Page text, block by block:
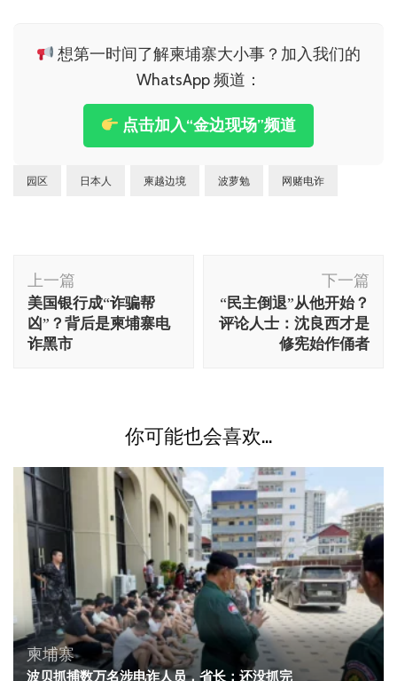
想第一时间了解柬埔寨大小事？加入我们的
WhatsApp 频道：
点击加入“金边现场”频道
园区 日本人 柬越边境 波萝勉 网赌电诈
博
文
导
航
上一篇
美国银行成“诈骗帮
凶”？背后是柬埔寨电
诈黑市
下一篇
“民主倒退”从他开始？
评论人士：沈良西才是
修宪始作俑者
你可能也会喜欢...
柬埔寨
波贝抓捕数万名涉电诈人员，省长：还没抓完